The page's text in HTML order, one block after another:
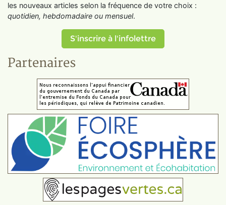
les nouveaux articles selon la fréquence de votre choix :
quotidien, hebdomadaire ou mensuel.
S'inscrire à l'infolettre
Partenaires